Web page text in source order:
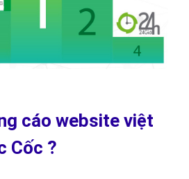
cáo website việt
Cốc ?